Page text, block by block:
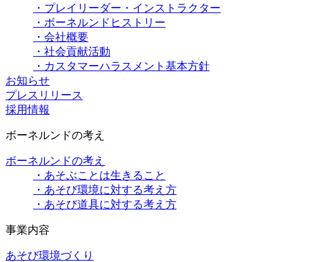
・プレイリーダー・インストラクター
・ボーネルンドヒストリー
・会社概要
・社会貢献活動
・カスタマーハラスメント基本方針
お知らせ
プレスリリース
採用情報
ボーネルンドの考え
ボーネルンドの考え
・あそぶことは生きること
・あそび環境に対する考え方
・あそび道具に対する考え方
事業内容
あそび環境づくり